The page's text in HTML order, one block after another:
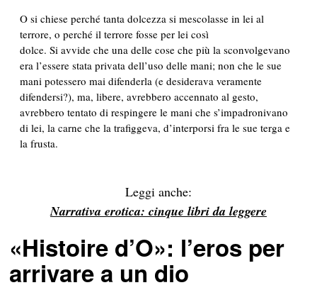
O si chiese perché tanta dolcezza si mescolasse in lei al
terrore, o perché il terrore fosse per lei così
dolce. Si avvide che una delle cose che più la sconvolgevano
era l’essere stata privata dell’uso delle mani; non che le sue
mani potessero mai difenderla(e desiderava veramente
difendersi?), ma, libere, avrebbero accennato al gesto,
avrebbero tentato di respingere le mani che s’impadronivano
di lei, la carne che la trafiggeva, d’interporsi fra le sue terga e
la frusta.
Leggi anche:
Narrativa erotica: cinque libri da leggere
«Histoire d’O»: l’eros per
arrivare a un dio